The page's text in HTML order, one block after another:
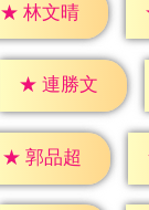
★ 林文晴
★ 連勝文
★ 郭品超